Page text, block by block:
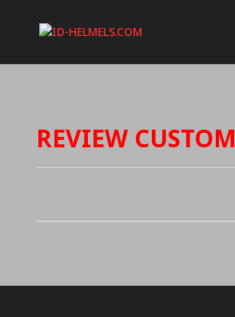
REVIEW CUSTOM